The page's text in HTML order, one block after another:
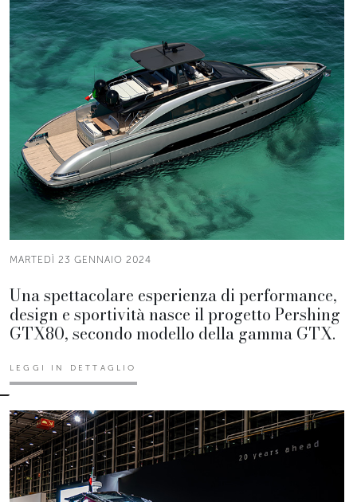
MARTEDÌ 23 GENNAIO 2024
Una spettacolare esperienza di performance,
design e sportività nasce il progetto Pershing
GTX80, secondo modello della gamma GTX.
LEGGI IN DETTAGLIO